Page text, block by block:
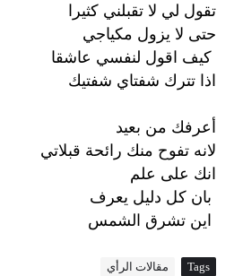
تقول لي لا تقبلني كثيرا
حتى لا يزول مكياجي
كيف اقول لنفسي عاشقا
اذا تترك شفتاي شفتيك
أعرفك من بعيد
لانه تفوح منك رائحة قبلاتي
انك على علم
بان كل دليل يعرف
اين تشرق الشمس
Tags مقالات الرأي